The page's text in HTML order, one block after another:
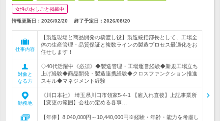
女性のおしごと掲載中
情報更新日：2026/02/20 終了予定日： 2026/08/20
仕事内容
【製造現場と商品開発の橋渡し役】製造統括部長として、工場全
体の生産管理・品質保証と複数ラインの製造プロセス最適化をお
任せします！
対象と
なる方
◇40代活躍中《必須》◆製造管理・工場運営経験◆新規工場立ち
上げ経験◆商品開発・製造連携経験◆クロスファンクション推進
スキル◆マネジメント経験
勤務地
《川口本社》 埼玉県川口市領家5-4-1 【雇入れ直後】上記事業所
【変更の範囲】会社の定める各事…
【年俸】8,040,000円～10,440,000円※経験・年齢・能力を考慮し